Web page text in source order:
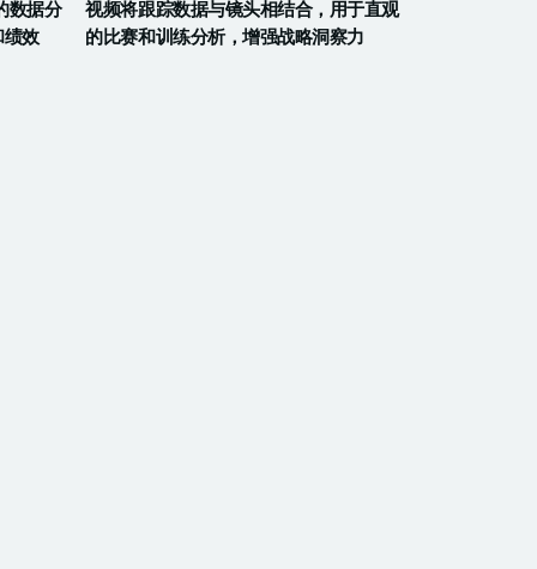
数据分
绩效
视频将跟踪数据与镜头相结合，用于直观
的比赛和训练分析，增强战略洞察力